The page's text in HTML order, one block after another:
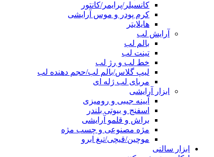
کانسیلر/پرایمر/کانتور
کرم پودر و موس آرایشی
هایلایتر
آرایش لب
بالم لب
تینت لب
خط لب و رژ لب
لیپ گلاس/بالم لب/حجم دهنده لب
مربای لب ژله ای
ابزار آرایشی
آیینه جیبی و رومیزی
اسفنج و بیوتی بلندر
براش و قلمو آرایشی
مژه مصنوعی و چسب مژه
موچین/قیچی/تیغ ابرو
ابزار سالنی